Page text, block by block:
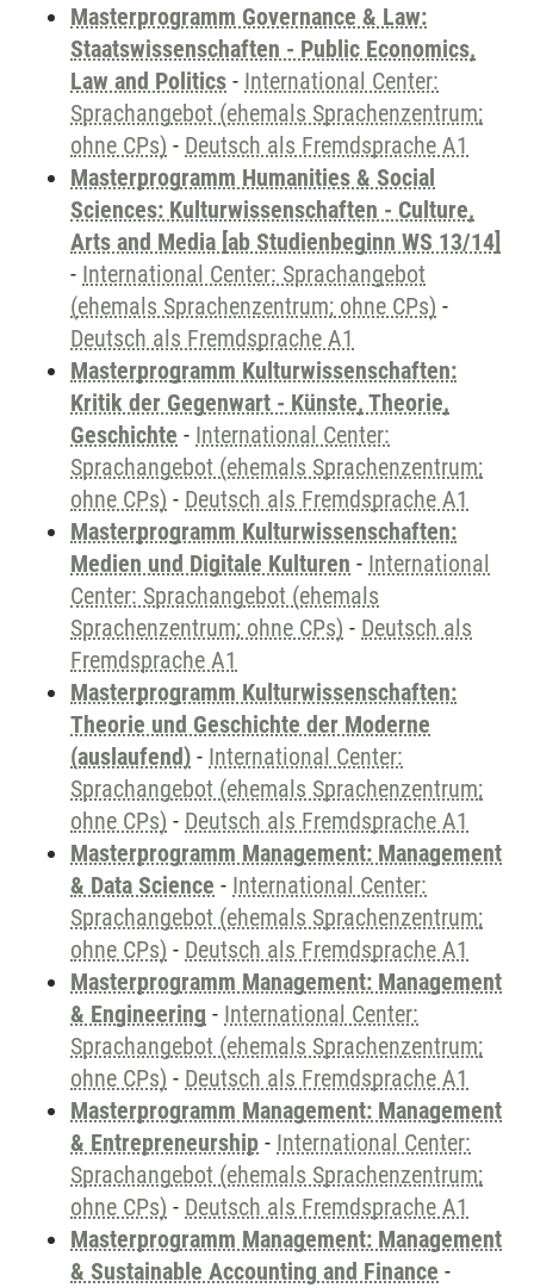
Masterprogramm Governance & Law:
Staatswissenschaften - Public Economics,
Law and Politics - International Center:
Sprachangebot (ehemals Sprachenzentrum;
ohne CPs) - Deutsch als Fremdsprache A1
Masterprogramm Humanities & Social
Sciences: Kulturwissenschaften - Culture,
Arts and Media [ab Studienbeginn WS 13/14]
- International Center: Sprachangebot
(ehemals Sprachenzentrum; ohne CPs) -
Deutsch als Fremdsprache A1
Masterprogramm Kulturwissenschaften:
Kritik der Gegenwart - Künste, Theorie,
Geschichte - International Center:
Sprachangebot (ehemals Sprachenzentrum;
ohne CPs) - Deutsch als Fremdsprache A1
Masterprogramm Kulturwissenschaften:
Medien und Digitale Kulturen - International
Center: Sprachangebot (ehemals
Sprachenzentrum; ohne CPs) - Deutsch als
Fremdsprache A1
Masterprogramm Kulturwissenschaften:
Theorie und Geschichte der Moderne
(auslaufend) - International Center:
Sprachangebot (ehemals Sprachenzentrum;
ohne CPs) - Deutsch als Fremdsprache A1
Masterprogramm Management: Management
& Data Science - International Center:
Sprachangebot (ehemals Sprachenzentrum;
ohne CPs) - Deutsch als Fremdsprache A1
Masterprogramm Management: Management
& Engineering - International Center:
Sprachangebot (ehemals Sprachenzentrum;
ohne CPs) - Deutsch als Fremdsprache A1
Masterprogramm Management: Management
& Entrepreneurship - International Center:
Sprachangebot (ehemals Sprachenzentrum;
ohne CPs) - Deutsch als Fremdsprache A1
Masterprogramm Management: Management
& Sustainable Accounting and Finance -